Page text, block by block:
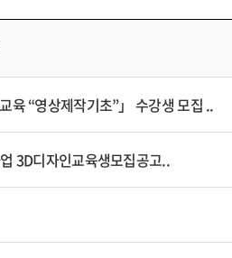
육 “영상제작기초”」 수강생 모집 ..
3D디자인교육생모집공고..